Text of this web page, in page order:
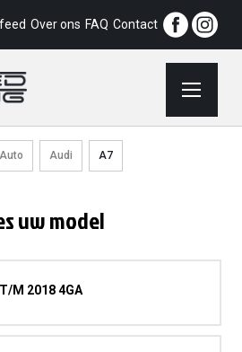
Over ons FAQ Contact
Auto Audi A7
uw model
T/m 2018 4GA